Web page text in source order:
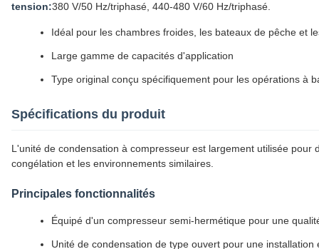
tension:380 V/50 Hz/triphasé, 440-480 V/60 Hz/triphasé.
Idéal pour les chambres froides, les bateaux de pêche et
Large gamme de capacités d'application
Type original conçu spécifiquement pour les opérations à
Spécifications du produit
L'unité de condensation à compresseur est largement utilisée
congélation et les environnements similaires.
Principales fonctionnalités
Équipé d'un compresseur semi-hermétique pour une
Unité de condensation de type ouvert pour une installation